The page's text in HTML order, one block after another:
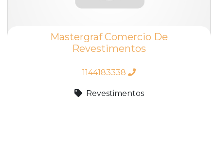
Mastergraf Comercio De
Revestimentos
1144183338
Revestimentos